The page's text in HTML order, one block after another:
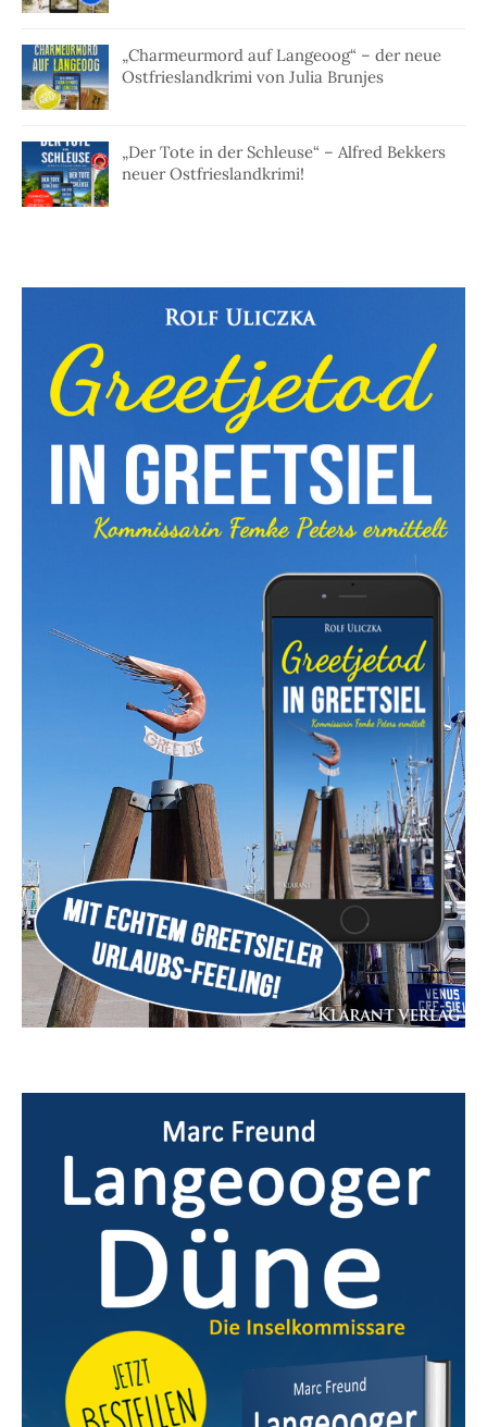
„Charmeurmord auf Langeoog“ – der neue
Ostfrieslandkrimi von Julia Brunjes
„Der Tote in der Schleuse“ – Alfred Bekkers
neuer Ostfrieslandkrimi!